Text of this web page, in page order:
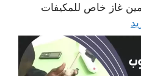
غاز خاص للمكيفات